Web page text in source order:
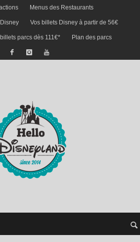
Menus des Restaurants
Vos billets Disney à partir de 56€
parcs dès 111€* Plan des parcs